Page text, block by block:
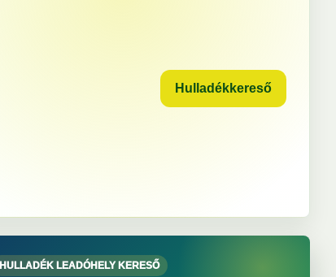
Hulladékkereső
HULLADÉK LEADÓHELY KERESŐ